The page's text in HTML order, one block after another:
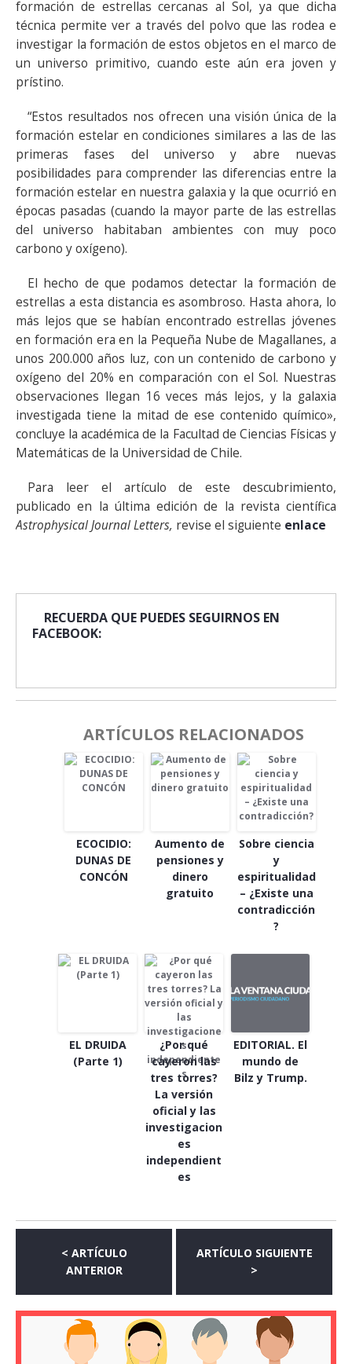
formación de estrellas cercanas al Sol, ya que dicha
técnica permite ver a través del polvo que las rodea e
investigar la formación de estos objetos en el marco de
un universo primitivo, cuando este aún era joven y
prístino.
“Estos resultados nos ofrecen una visión única de la
formación estelar en condiciones similares a las de las
primeras fases del universo y abre nuevas
posibilidades para comprender las diferencias entre la
formación estelar en nuestra galaxia y la que ocurrió en
épocas pasadas (cuando la mayor parte de las estrellas
del universo habitaban ambientes con muy poco
carbono y oxígeno).
El hecho de que podamos detectar la formación de
estrellas a esta distancia es asombroso. Hasta ahora, lo
más lejos que se habían encontrado estrellas jóvenes
en formación era en la Pequeña Nube de Magallanes, a
unos 200.000 años luz, con un contenido de carbono y
oxígeno del 20% en comparación con el Sol. Nuestras
observaciones llegan 16 veces más lejos, y la galaxia
investigada tiene la mitad de ese contenido químico»,
concluye la académica de la Facultad de Ciencias Físicas y
Matemáticas de la Universidad de Chile.
Para leer el artículo de este descubrimiento,
publicado en la última edición de la revista científica
Astrophysical Journal Letters, revise el siguiente enlace
RECUERDA QUE PUEDES SEGUIRNOS EN
FACEBOOK:
ARTÍCULOS RELACIONADOS
ECOCIDIO:
DUNAS DE
CONCÓN
Aumento de
pensiones y
dinero
gratuito
Sobre ciencia
y
espiritualidad
– ¿Existe una
contradicción
?
EL DRUIDA
(Parte 1)
¿Por qué
cayeron las
tres torres?
La versión
oficial y las
investigacion
es
independient
es
EDITORIAL. El
mundo de
Bilz y Trump.
< ARTÍCULO
ANTERIOR
ARTÍCULO SIGUIENTE
>